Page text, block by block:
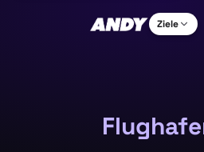
Ziele